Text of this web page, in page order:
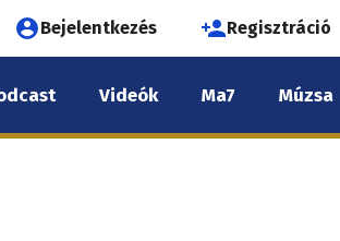
Felhasználói
Bejelentkezés Regisztráció
Videók Ma7 Múzsa